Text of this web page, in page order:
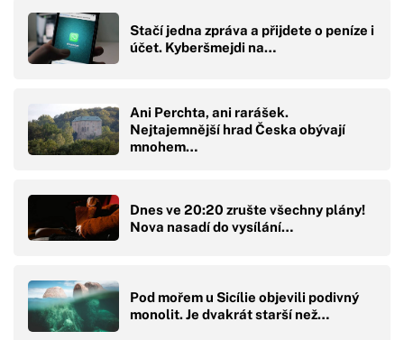
Stačí jedna zpráva a přijdete o peníze i
účet. Kyberšmejdi na…
Ani Perchta, ani rarášek.
Nejtajemnější hrad Česka obývají
mnohem…
Dnes ve 20:20 zrušte všechny plány!
Nova nasadí do vysílání…
Pod mořem u Sicílie objevili podivný
monolit. Je dvakrát starší než…